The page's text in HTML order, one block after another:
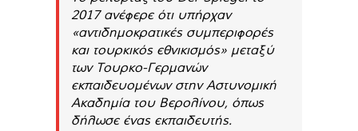
2017 ανέφερε ότι υπήρχαν
«αντιδημοκρατικές συμπεριφορές
και τουρκικός εθνικισμός» μεταξύ
των Τουρκο-Γερμανών
εκπαιδευομένων στην Αστυνομική
Ακαδημία του Βερολίνου, όπως
δήλωσε ένας εκπαιδευτής.